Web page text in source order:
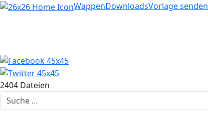
Home
WappenDownloadsVorlage senden
2404 Dateien
Suchen